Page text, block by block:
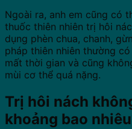
Ngoài ra, anh em cũng có
thuốc thiên nhiên trị hôi
dụng phèn chua, chanh,
pháp thiên nhiên thường
mất thời gian và cũng
mùi cơ thể quá nặng.
Trị hôi nách
khoảng bao